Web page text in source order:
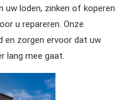
uw loden, zinken of koperen
u repareren. Onze
en zorgen ervoor dat uw
lang mee gaat.